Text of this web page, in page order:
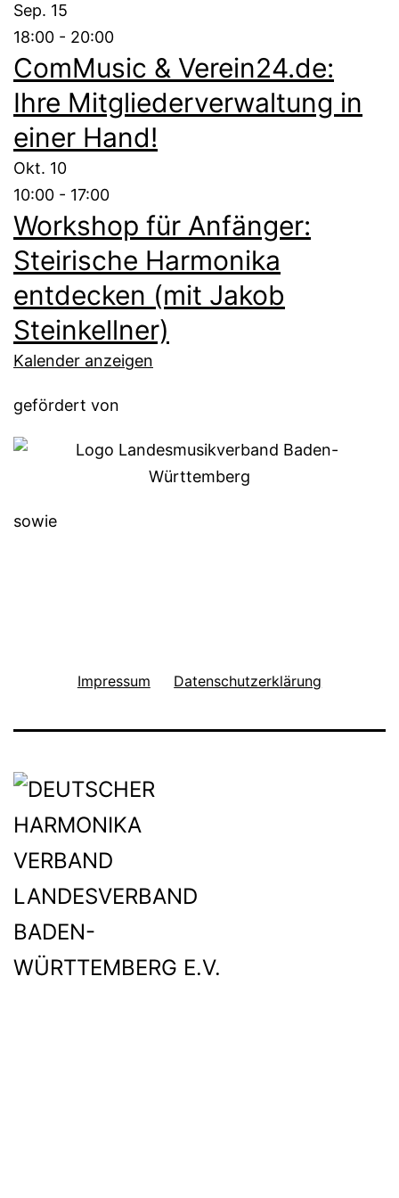
Sep. 15
18:00 - 20:00
ComMusic & Verein24.de:
Ihre Mitgliederverwaltung in
einer Hand!
Okt. 10
10:00 - 17:00
Workshop für Anfänger:
Steirische Harmonika
entdecken (mit Jakob
Steinkellner)
Kalender anzeigen
gefördert von
sowie
Impressum Datenschutzerklärung